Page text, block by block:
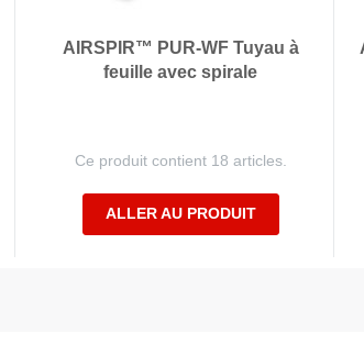
AIRSPIR™ PUR-WF Tuyau à
feuille avec spirale
Ce produit contient 18 articles.
ALLER AU PRODUIT